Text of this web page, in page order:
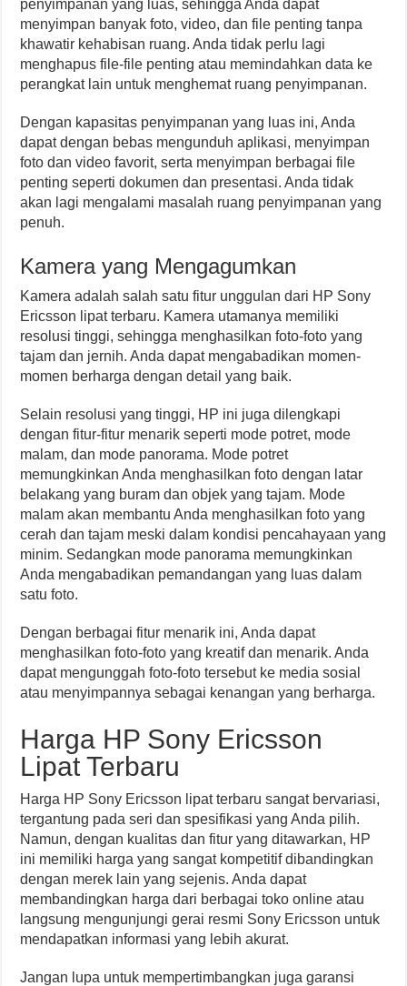
penyimpanan yang luas, sehingga Anda dapat
menyimpan banyak foto, video, dan file penting tanpa
khawatir kehabisan ruang. Anda tidak perlu lagi
menghapus file-file penting atau memindahkan data ke
perangkat lain untuk menghemat ruang penyimpanan.
Dengan kapasitas penyimpanan yang luas ini, Anda
dapat dengan bebas mengunduh aplikasi, menyimpan
foto dan video favorit, serta menyimpan berbagai file
penting seperti dokumen dan presentasi. Anda tidak
akan lagi mengalami masalah ruang penyimpanan yang
penuh.
Kamera yang Mengagumkan
Kamera adalah salah satu fitur unggulan dari HP Sony
Ericsson lipat terbaru. Kamera utamanya memiliki
resolusi tinggi, sehingga menghasilkan foto-foto yang
tajam dan jernih. Anda dapat mengabadikan momen-
momen berharga dengan detail yang baik.
Selain resolusi yang tinggi, HP ini juga dilengkapi
dengan fitur-fitur menarik seperti mode potret, mode
malam, dan mode panorama. Mode potret
memungkinkan Anda menghasilkan foto dengan latar
belakang yang buram dan objek yang tajam. Mode
malam akan membantu Anda menghasilkan foto yang
cerah dan tajam meski dalam kondisi pencahayaan yang
minim. Sedangkan mode panorama memungkinkan
Anda mengabadikan pemandangan yang luas dalam
satu foto.
Dengan berbagai fitur menarik ini, Anda dapat
menghasilkan foto-foto yang kreatif dan menarik. Anda
dapat mengunggah foto-foto tersebut ke media sosial
atau menyimpannya sebagai kenangan yang berharga.
Harga HP Sony Ericsson
Lipat Terbaru
Harga HP Sony Ericsson lipat terbaru sangat bervariasi,
tergantung pada seri dan spesifikasi yang Anda pilih.
Namun, dengan kualitas dan fitur yang ditawarkan, HP
ini memiliki harga yang sangat kompetitif dibandingkan
dengan merek lain yang sejenis. Anda dapat
membandingkan harga dari berbagai toko online atau
langsung mengunjungi gerai resmi Sony Ericsson untuk
mendapatkan informasi yang lebih akurat.
Jangan lupa untuk mempertimbangkan juga garansi